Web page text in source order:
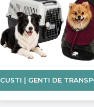
CUSTI | GENTI DE